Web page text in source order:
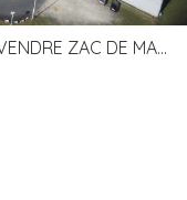
BÂTIMENT INDUSTRIEL DE 15091 M² À VENDRE ZAC DE MADRAZÈS À SARLAT (24)